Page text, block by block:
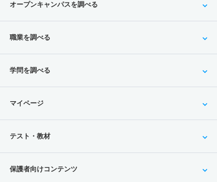
オープンキャンパスを調べる
職業を調べる
学問を調べる
マイページ
テスト・教材
保護者向けコンテンツ